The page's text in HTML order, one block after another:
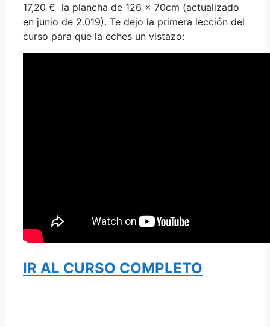
17,20 € la plancha de 126 x 70cm (actualizado
en junio de 2.019). Te dejo la primera lección del
curso para que la eches un vistazo:
IR AL CURSO COMPLETO